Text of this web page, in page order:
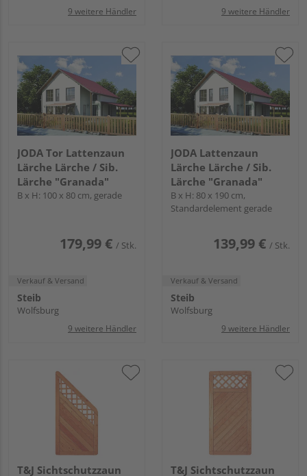
9 weitere Händler 9 weitere Händler
JODA Tor Lattenzaun
Lärche Lärche / Sib.
Lärche "Granada"
B x H: 100 x 80 cm, gerade
179,99 € / Stk.
Verkauf & Versand
Steib
Wolfsburg
9 weitere Händler
JODA Lattenzaun
Lärche Lärche / Sib.
Lärche "Granada"
B x H: 80 x 190 cm,
Standardelement gerade
139,99 € / Stk.
Verkauf & Versand
Steib
Wolfsburg
9 weitere Händler
T&J Sichtschutzzaun
T&J Sichtschutzzaun